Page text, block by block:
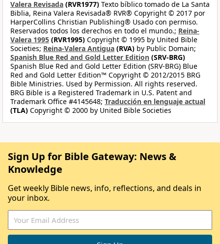
Valera Revisada (RVR1977) Texto bíblico tomado de La Santa
Biblia, Reina Valera Revisada® RVR® Copyright © 2017 por
HarperCollins Christian Publishing® Usado con permiso.
Reservados todos los derechos en todo el mundo.; Reina-
Valera 1995 (RVR1995) Copyright © 1995 by United Bible
Societies; Reina-Valera Antigua (RVA) by Public Domain;
Spanish Blue Red and Gold Letter Edition (SRV-BRG)
Spanish Blue Red and Gold Letter Edition (SRV-BRG) Blue
Red and Gold Letter Edition™ Copyright © 2012/2015 BRG
Bible Ministries. Used by Permission. All rights reserved.
BRG Bible is a Registered Trademark in U.S. Patent and
Trademark Office #4145648; Traducción en lenguaje actual
(TLA) Copyright © 2000 by United Bible Societies
Sign Up for Bible Gateway: News &
Knowledge
Get weekly Bible news, info, reflections, and deals in
your inbox.